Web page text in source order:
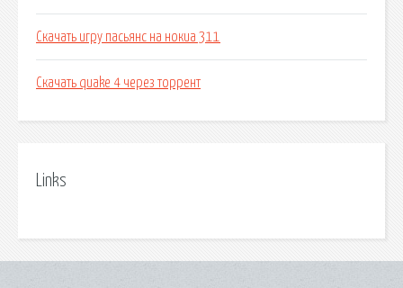
Скачать игру пасьянс на нокиа 311
Скачать quake 4 через торрент
Links